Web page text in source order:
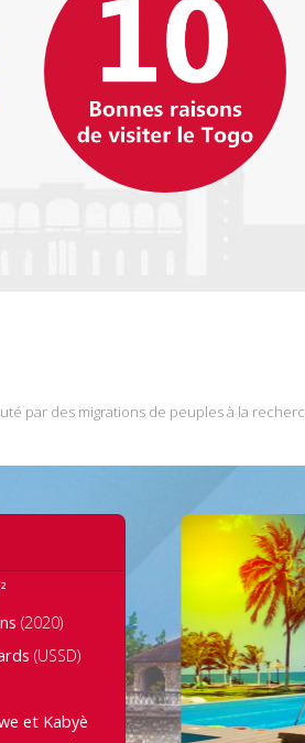
par des migrations de peuples à la
(2020)
(USSD)
et Kabyè
5